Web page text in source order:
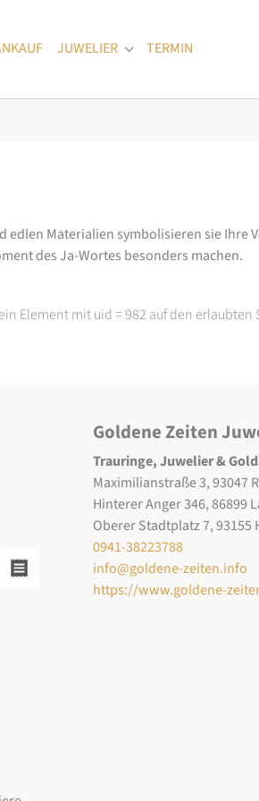
for "Uhren"
JUWELIER Submenu for
TERMIN
edlen Materialien symbolisieren sie Ihre
des Ja-Wortes besonders machen.
Element mit uid = 982 auf den erlaubten
Goldene Zeiten
Trauringe, Juwelier &
Maximilianstraße 3, 93047
Hinterer Anger 346, 86899
Oberer Stadtplatz 7, 93155
0941-38223788
info@goldene-zeiten.info
https://www.goldene-